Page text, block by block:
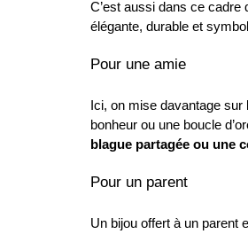
C’est aussi dans ce cadre
élégante, durable et
Pour une amie
Ici, on mise davantage
bonheur ou une boucle
blague partagée ou une
Pour un parent
Un bijou offert à un parent